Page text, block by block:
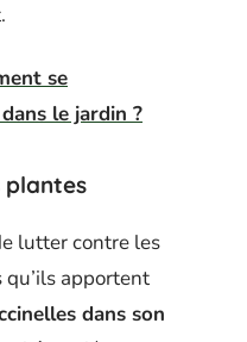
se
le jardin ?
plantes
lutter contre les
apportent
dans son